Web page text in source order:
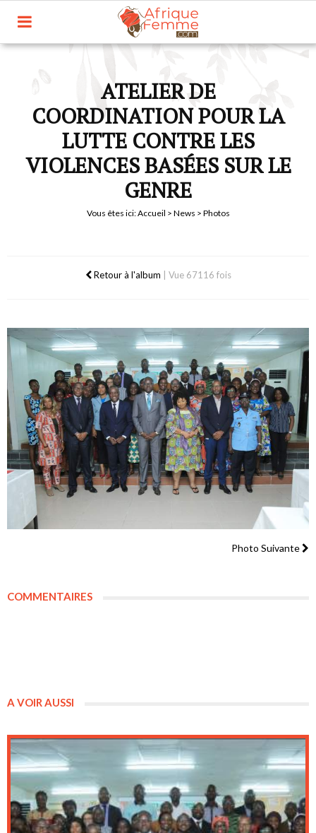
ATELIER DE
COORDINATION POUR LA
LUTTE CONTRE LES
VIOLENCES BASÉES SUR LE
GENRE
Vous êtes ici:Accueil > News > Photos
Retour à l'album Vue 67116 fois
Photo Suivante
COMMENTAIRES
A VOIR AUSSI